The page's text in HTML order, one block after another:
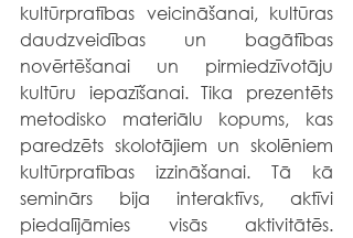
kultūrpratības veicināšanai, kultūras
daudzveidības un bagātības
novērtēšanai un pirmiedzīvotāju
kultūru iepazīšanai. Tika prezentēts
metodisko materiālu kopums, kas
paredzēts skolotājiem un skolēniem
kultūrpratības izzināšanai. Tā kā
seminārs bija interaktīvs, aktīvi
piedalījāmies visās aktivitātēs.